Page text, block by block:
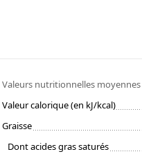
Valeurs nutritionnelles moyennes
Valeur calorique (en kJ/kcal)
Graisse
Dont acides gras saturés